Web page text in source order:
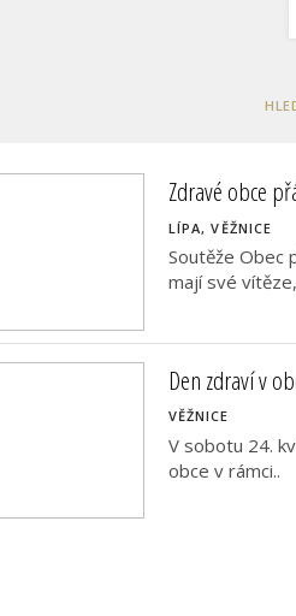
Zdravé obce
LÍPA, VĚŽNICE
Soutěže Obec
mají své
Den zdraví v
VĚŽNICE
V sobotu 24.
obce v rámci..